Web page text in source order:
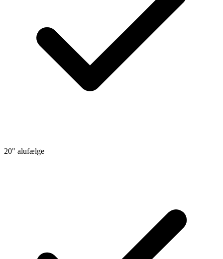
20" alufælge